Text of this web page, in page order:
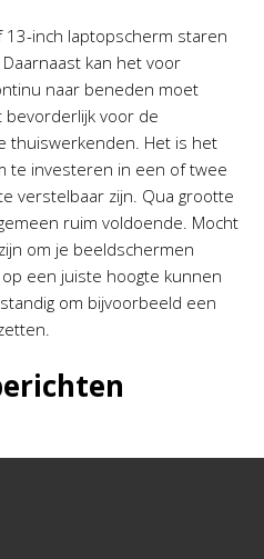
13-inch laptopscherm staren
kan het voor
naar beneden moet
bevorderlijk voor de
thuiswerkenden. Het is het
te investeren in een of twee
verstelbaar zijn. Qua grootte
ruim voldoende. Mocht
om je beeldschermen
een juiste hoogte kunnen
om bijvoorbeeld een